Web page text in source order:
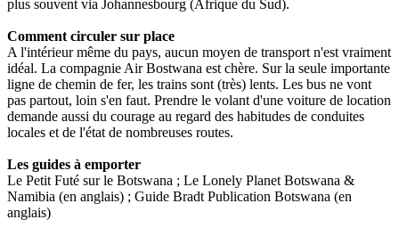
plus souvent via Johannesbourg (Afrique du Sud).
Comment circuler sur place
A l'intérieur même du pays, aucun moyen de transport n'est vraiment
idéal. La compagnie Air Bostwana est chère. Sur la seule importante
ligne de chemin de fer, les trains sont (très) lents. Les bus ne vont
pas partout, loin s'en faut. Prendre le volant d'une voiture de location
demande aussi du courage au regard des habitudes de conduites
locales et de l'état de nombreuses routes.
Les guides à emporter
Le Petit Futé sur le Botswana ; Le Lonely Planet Botswana &
Namibia (en anglais) ; Guide Bradt Publication Botswana (en
anglais)